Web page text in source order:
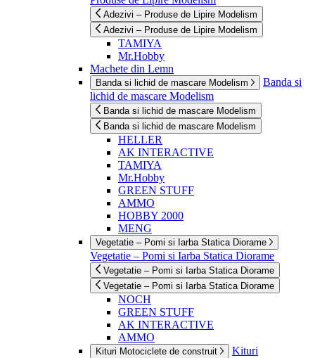
Adezivi – Produse de Lipire Modelism
Adezivi – Produse de Lipire Modelism
TAMIYA
Mr.Hobby
Machete din Lemn
Banda si lichid de mascare Modelism
Banda si
lichid de mascare Modelism
Banda si lichid de mascare Modelism
Banda si lichid de mascare Modelism
HELLER
AK INTERACTIVE
TAMIYA
Mr.Hobby
GREEN STUFF
AMMO
HOBBY 2000
MENG
Vegetatie – Pomi si Iarba Statica Diorame
Vegetatie – Pomi si Iarba Statica Diorame
Vegetatie – Pomi si Iarba Statica Diorame
Vegetatie – Pomi si Iarba Statica Diorame
NOCH
GREEN STUFF
AK INTERACTIVE
AMMO
Kituri Motociclete de construit
Kituri